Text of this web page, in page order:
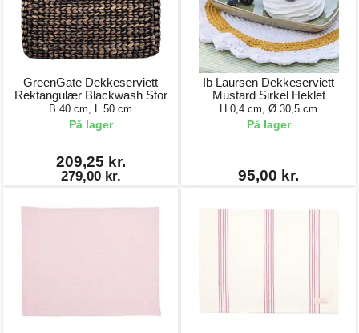
GreenGate Dekkeserviett
Rektangulær Blackwash Stor
B 40 cm, L 50 cm
På lager
209,25 kr.
279,00 kr.
Ib Laursen Dekkeserviett
Mustard Sirkel Heklet
H 0,4 cm, Ø 30,5 cm
På lager
95,00 kr.